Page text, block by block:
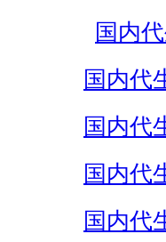
国内
国内代
国内代
国内代
国内代